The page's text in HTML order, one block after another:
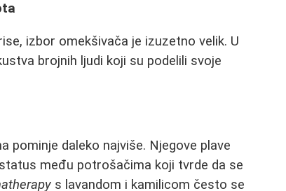
izbor omekšivača je izuzetno velik. U
brojnih ljudi koji su podelili svoje
pominje daleko najviše. Njegove plave
među potrošačima koji tvrde da se
s lavandom i kamilicom često se